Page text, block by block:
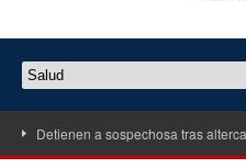
Detienen a sospechosa tras